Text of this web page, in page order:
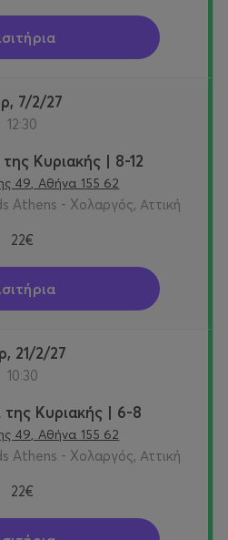
7/2/27
12:30
Κυριακής | 8-12
49, Αθήνα 155 62
Athens - Χολαργός, Αττική
22€
21/2/27
10:30
της Κυριακής | 6-8
49, Αθήνα 155 62
Athens - Χολαργός, Αττική
22€